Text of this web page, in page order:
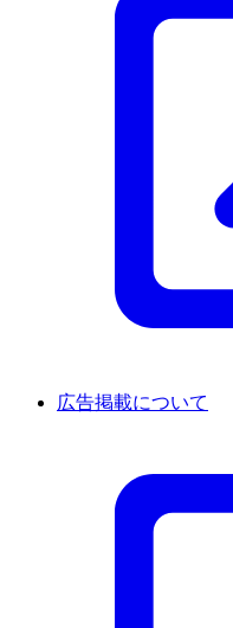
広告掲載について